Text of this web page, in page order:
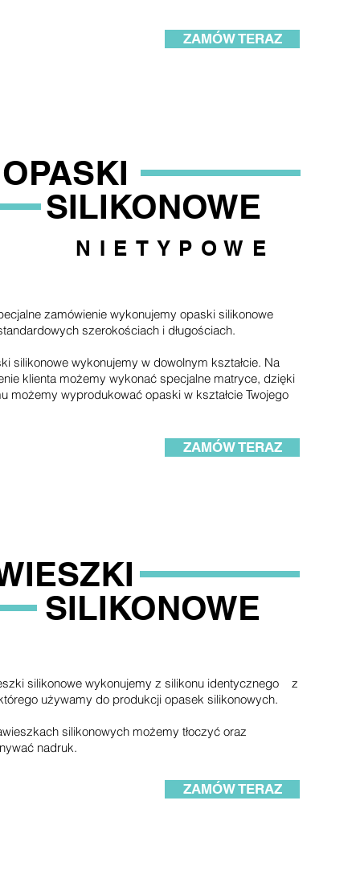
ZAMÓW TERAZ
SILIKONOWE
OPASKI
NIETYPOWE
zamówienie wykonujemy opaski silikonowe
szerokościach i długościach.
silikonowe wykonujemy w dowolnym kształcie. Na
klienta możemy wykonać specjalne matryce, dzięki
możemy wyprodukować opaski w kształcie Twojego
ZAMÓW TERAZ
SILIKONOWE
silikonowe wykonujemy z silikonu identycznego z
używamy do produkcji opasek silikonowych.
silikonowych możemy tłoczyć oraz
nadruk.
ZAMÓW TERAZ